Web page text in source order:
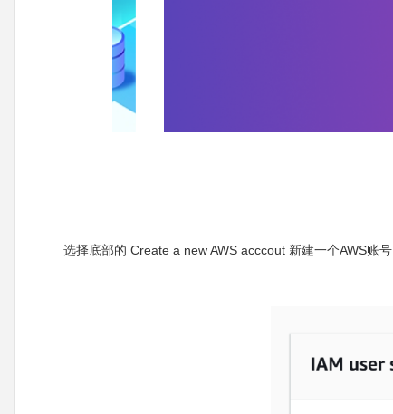
选择底部的 Create a new AWS acccout 新建一个AWS账号